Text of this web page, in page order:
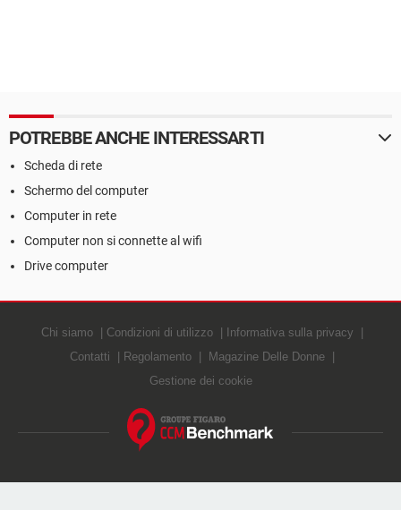
POTREBBE ANCHE INTERESSARTI
Scheda di rete
Schermo del computer
Computer in rete
Computer non si connette al wifi
Drive computer
Chi siamo Condizioni di utilizzo
Informativa sulla privacy
Contatti
Regolamento
Magazine Delle Donne
Gestione dei cookie